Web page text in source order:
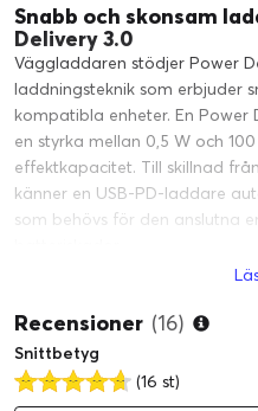
Snabb och skonsam
Delivery 3.0
Väggladdaren stödjer Power
laddningsteknik som erbjuder
kompatibla enheter. En
en styrka mellan 0,5 W och
effektkapacitet. Till skillnad
känner en USB-PD-laddare
som behövs för den anslutna
Använd USB-laddaren
laddkabel för att njuta av
surfplatta och andra USB-C-
även användas för enheter
Recensioner (16)
Snittbetyg
(16 st)